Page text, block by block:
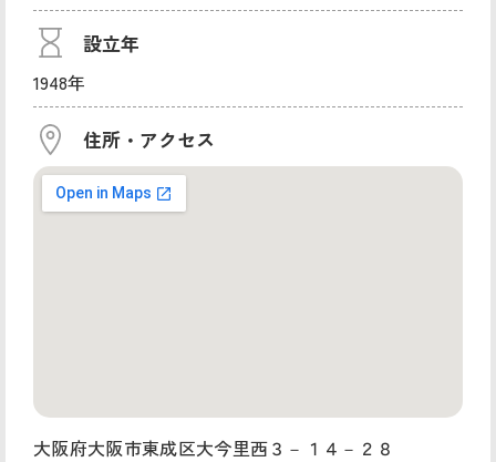
設立年
1948年
住所・アクセス
大阪府大阪市東成区大今里西３－１４－２８